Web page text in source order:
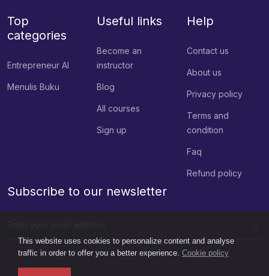
This website uses cookies to personalize content and analyse
traffic in order to offer you a better experience. Cookie policy
Top
categories
Entrepreneur AI
Menulis Buku
Useful links
Become an
instructor
Blog
All courses
Sign up
Help
Contact us
About us
Privacy policy
Terms and
condition
Faq
Refund policy
Subscribe to our newsletter